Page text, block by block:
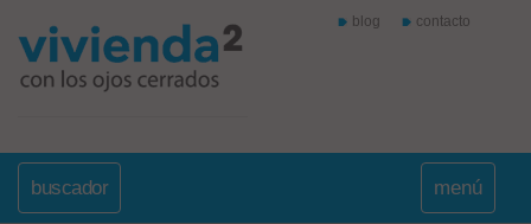
blog contacto
buscador menú